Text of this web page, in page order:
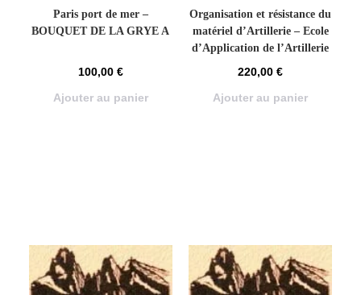
Paris port de mer –
BOUQUET DE LA GRYE A
100,00 €
Ajouter au panier
Organisation et résistance du
matériel d’Artillerie – Ecole
d’Application de l’Artillerie
220,00€
Ajouter au panier